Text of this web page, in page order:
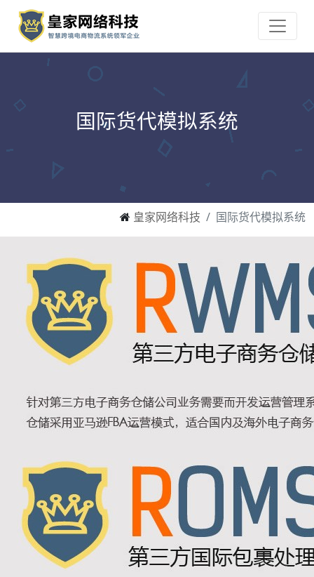
国际货代模拟系统
皇家网络科技 国际货代模拟系统